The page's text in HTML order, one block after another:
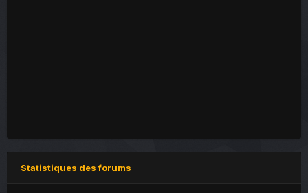
Statistiques des forums